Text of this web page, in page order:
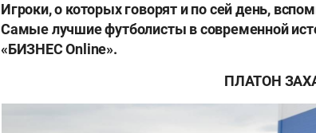
Игроки, о которых говорят и по сей день,
Самые лучшие футболисты в современной
«БИЗНЕС Online».
ПЛАТОН